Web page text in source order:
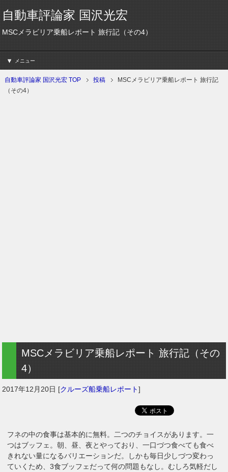
自動車評論家 国沢光宏
MSCメラビリア乗船レポート 旅行記（その4）
メニュー
自動車評論家 国沢光宏 TOP 投稿
MSCメラビリア乗船レポート 旅行記
（その4）
MSCメラビリア乗船レポート 旅行記（その
4）
2017年12月20日 [クルーズ船乗船レポート]
フネの中の食事は基本的に無料。二つのチョイスがあります。一
つはブッフェ。朝、昼、夜とやっており、一口づつ食べても食べ
きれない量になるバリエーションだ。しかも毎日少しづつ変わっ
ていくため、3食ブッフェだって何の問題もなし。むしろ気軽だし